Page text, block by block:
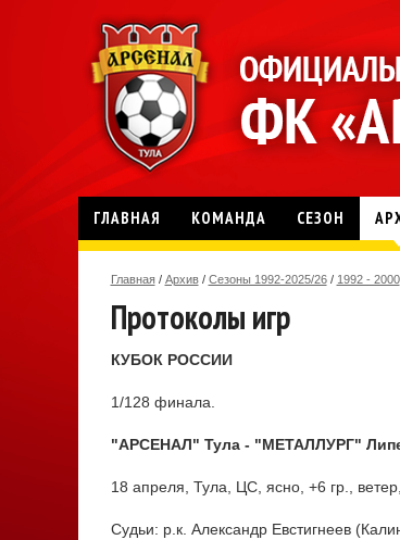
ГЛАВНАЯ КОМАНДА СЕЗОН
Главная / Архив / Сезоны 1992-2025/26 / 1992 - 2000
Протоколы игр
КУБОК РОССИИ
1/128 финала.
"АРСЕНАЛ" Тула - "МЕТАЛЛУРГ"
18 апреля, Тула, ЦС, ясно, +6 гр.,
Судьи: р.к. Александр Евстигнеев